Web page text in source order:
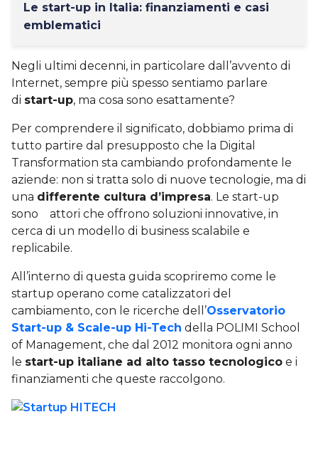
Le start-up in Italia: finanziamenti e casi
emblematici
Negli ultimi decenni, in particolare dall’avvento di
Internet, sempre più spesso sentiamo parlare
di start-up, ma cosa sono esattamente?
Per comprendere il significato, dobbiamo prima di
tutto partire dal presupposto che la Digital
Transformation sta cambiando profondamente le
aziende: non si tratta solo di nuove tecnologie, ma di
una differente cultura d’impresa. Le start-up
sono attori che offrono soluzioni innovative, in
cerca di un modello di business scalabile e
replicabile.
All’interno di questa guida scopriremo come le
startup operano come catalizzatori del
cambiamento, con le ricerche dell’Osservatorio
Start-up & Scale-up Hi-Tech della POLIMI School
of Management, che dal 2012 monitora ogni anno
le start-up italiane ad alto tasso tecnologico e i
finanziamenti che queste raccolgono.